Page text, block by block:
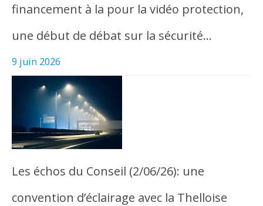
financement à la pour la vidéo protection,
une début de débat sur la sécurité…
9 juin 2026
Les échos du Conseil (2/06/26): une
convention d’éclairage avec la Thelloise